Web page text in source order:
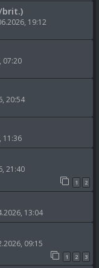
brit.)
19:12
07:20
20:54
11:36
21:40
1 2
13:04
09:15
1 2 3